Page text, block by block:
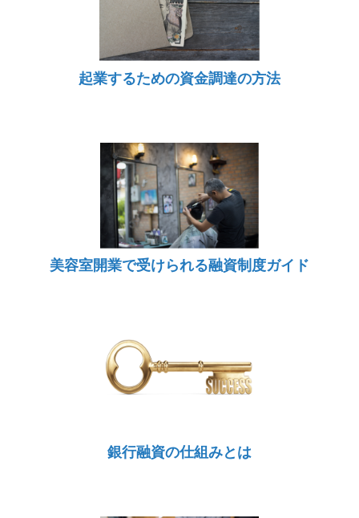
起業するための資金調達の方法
美容室開業で受けられる融資制度ガイド
銀行融資の仕組みとは